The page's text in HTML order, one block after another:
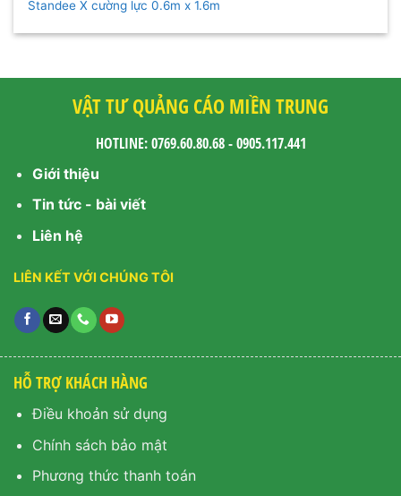
Standee X cường lực 0.6m x 1.6m
VẬT TƯ QUẢNG CÁO MIỀN TRUNG
HOTLINE: 0769.60.80.68 - 0905.117.441
Giới thiệu
Tin tức - bài viết
Liên hệ
LIÊN KẾT VỚI CHÚNG TÔI
HỖ TRỢ KHÁCH HÀNG
Điều khoản sử dụng
Chính sách bảo mật
Phương thức thanh toán